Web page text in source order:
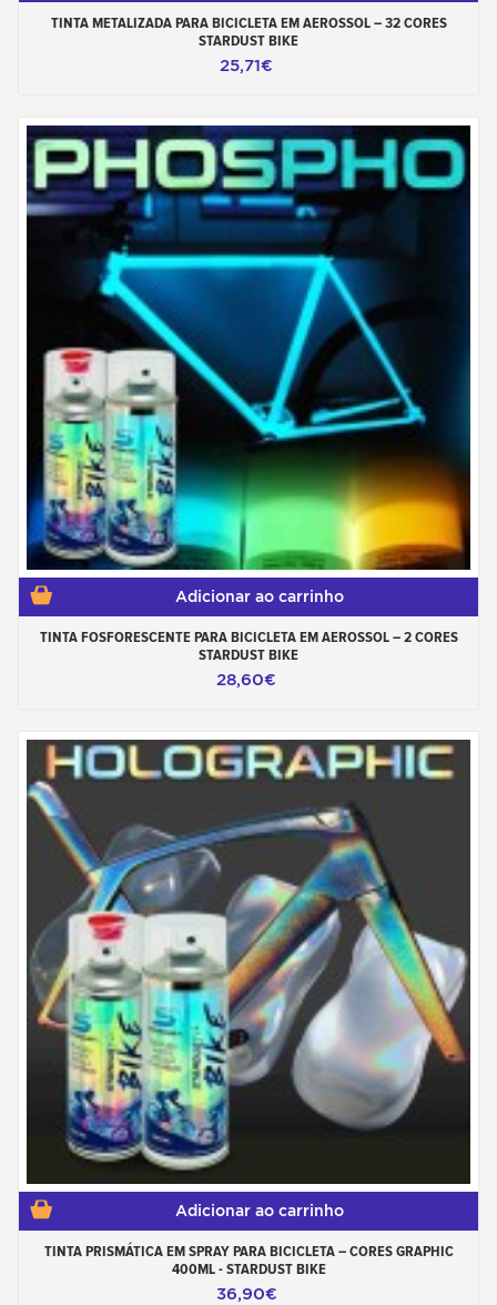
TINTA METALIZADA PARA BICICLETA EM AEROSSOL – 32 CORES
STARDUST BIKE
25,71€
Adicionar ao carrinho
TINTA FOSFORESCENTE PARA BICICLETA EM AEROSSOL – 2 CORES
STARDUST BIKE
28,60€
Adicionar ao carrinho
TINTA PRISMÁTICA EM SPRAY PARA BICICLETA – CORES GRAPHIC
400ML - STARDUST BIKE
36,90€